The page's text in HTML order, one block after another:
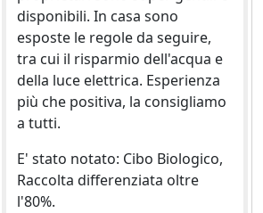
disponibili. In casa sono
esposte le regole da seguire,
tra cui il risparmio dell'acqua e
della luce elettrica. Esperienza
più che positiva, la consigliamo
a tutti.
E' stato notato: Cibo Biologico,
Raccolta differenziata oltre
l'80%.